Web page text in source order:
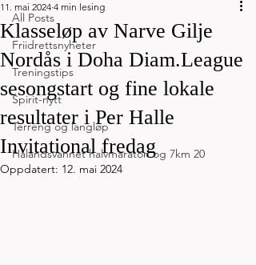
All Posts
Friidrettsnyheter
Treningstips
Spirit-nytt
Terreng og langløp
Hålandsvannet halvmaraton og 7km 20
Klasseløp av Narve Gilje
Nordås i Doha Diam.League
sesongstart og fine lokale
resultater i Per Halle
Invitational fredag
11. mai 2024 4 min lesing
Oppdatert: 12. mai 2024